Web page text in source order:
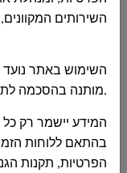
المكتبة
השירותים
השימוש באתר נועד
מותנה בהסכמה.
המידע יישמר רק
בהתאם ללוחות
הפרטיות, תקנות